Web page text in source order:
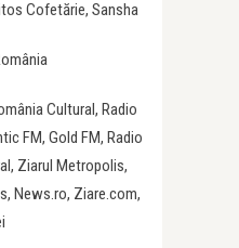
Cofetărie, Sansha
Cultural, Radio
FM, Gold FM, Radio
Ziarul Metropolis,
News.ro, Ziare.com,